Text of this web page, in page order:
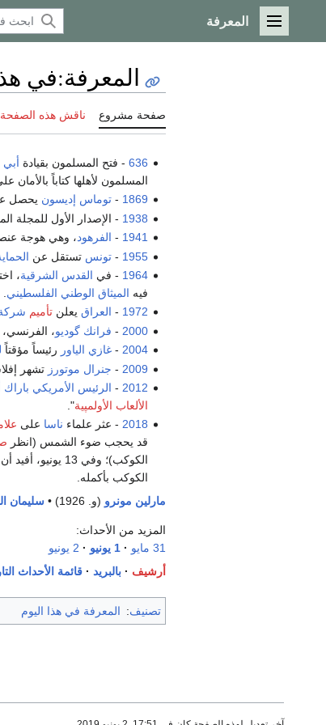
القائمة الرئيسية
المعرفة
المعرفة:في هذا
صفحة مشروع ناقش هذه الصفحة
636 - فتح المسلمون بقيادة أبي
المسلمون لأهلها كتاباً بالأمان
1869
-توماس إديسون يحصل
1938 - الإصدار الأول للمجلة
1941
- الفرهود، وهي هوجة
1955
-تونس تستقل عن
1964 - في القدس الشرقية،
فيه الميثاق الوطني الفلسطيني
1972
- العراق يعلنتأميم شركة
2000
- فرانك گوديو،
2004
-غازي الياور رئيساً مؤقتاً
2009
- جنرال موتورز تشهر
2012
- الرئيس الأمريكي باراك
الألعاب الأولمپية".
2018 - عثر علماء ناسا على
قد يحجب ضوء الشمس (انظر
الكوكب)؛ وفي 13 يونيو، أفيد أن
الكوكب بأكمله.
مارلين مونرو (و. 1926) • سليمان
المزيد من الأحداث:
31 مايو
1 يونيو
2 يونيو
أرشيف
بالبريد قائمة الأحداث
تصنيف: المعرفة في هذا اليوم